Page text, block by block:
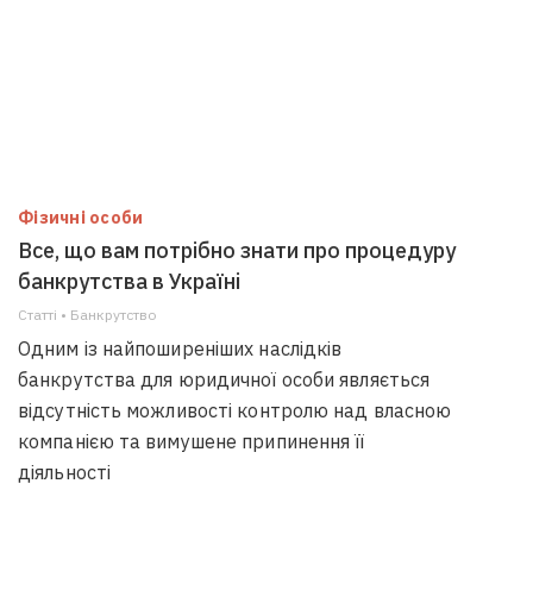
Фізичні особи
Все, що вам потрібно знати про процедуру
банкрутства в Україні
Статті • Банкрутство
Одним із найпоширеніших наслідків
банкрутства для юридичної особи являється
відсутність можливості контролю над власною
компанією та вимушене припинення її
діяльності